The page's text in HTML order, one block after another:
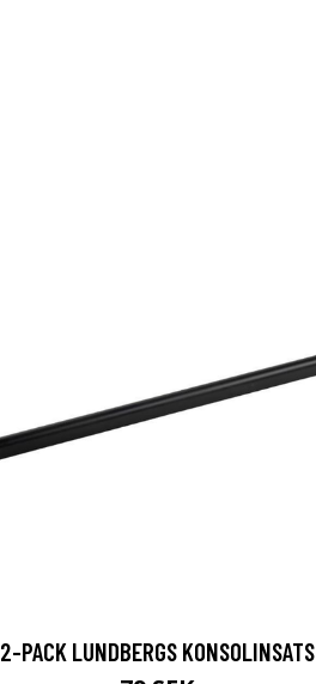
2-PACK LUNDBERGS KONSOLINSATS